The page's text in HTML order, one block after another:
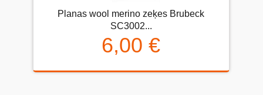
Planas wool merino zeķes Brubeck
SC3002...
6,00 €